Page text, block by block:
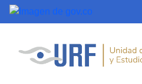
Saltar al contenido principal